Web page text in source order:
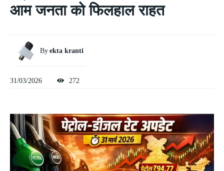
आम जनता को फिलहाल राहत
By ekta kranti
31/03/2026 272